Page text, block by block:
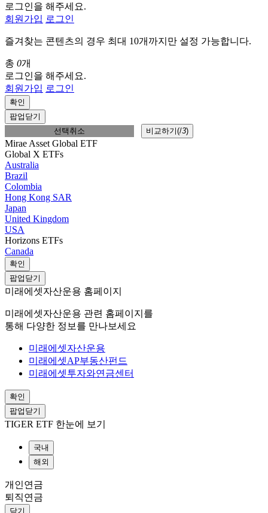
로그인을 해주세요.
회원가입 로그인
즐겨찾는 콘텐츠의 경우 최대 10개까지만 설정 가능합니다.
총 0개
로그인을 해주세요.
회원가입 로그인
확인
팝업닫기
선택취소
비교하기(/3)
Mirae Asset Global ETF
Global X ETFs
Australia
Brazil
Colombia
Hong Kong SAR
Japan
United Kingdom
USA
Horizons ETFs
Canada
확인
팝업닫기
미래에셋자산운용 홈페이지
미래에셋자산운용 관련 홈페이지를
통해 다양한 정보를 만나보세요
미래에셋자산운용
미래에셋AP부동산펀드
미래에셋투자와연금센터
확인
팝업닫기
TIGER ETF 한눈에 보기
국내
해외
개인연금
퇴직연금
닫기